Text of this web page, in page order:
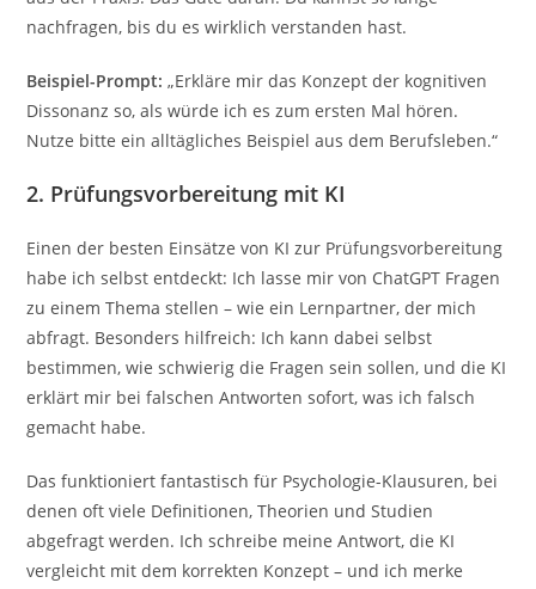
nachfragen, bis du es wirklich verstanden hast.
Beispiel-Prompt: „Erkläre mir das Konzept der kognitiven
Dissonanz so, als würde ich es zum ersten Mal hören.
Nutze bitte ein alltägliches Beispiel aus dem Berufsleben.“
2. Prüfungsvorbereitung mit KI
Einen der besten Einsätze von KI zur Prüfungsvorbereitung
habe ich selbst entdeckt: Ich lasse mir von ChatGPT Fragen
zu einem Thema stellen – wie ein Lernpartner, der mich
abfragt. Besonders hilfreich: Ich kann dabei selbst
bestimmen, wie schwierig die Fragen sein sollen, und die KI
erklärt mir bei falschen Antworten sofort, was ich falsch
gemacht habe.
Das funktioniert fantastisch für Psychologie-Klausuren, bei
denen oft viele Definitionen, Theorien und Studien
abgefragt werden. Ich schreibe meine Antwort, die KI
vergleicht mit dem korrekten Konzept – und ich merke